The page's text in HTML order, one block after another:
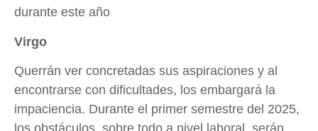
durante este año
Virgo
Querrán ver concretadas sus aspiraciones y al
encontrarse con dificultades, los embargará la
impaciencia. Durante el primer semestre del 2025,